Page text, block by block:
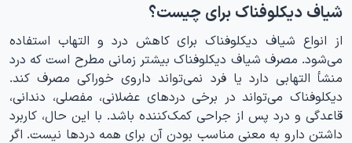
شیاف دیکلوفناک برای چیست؟
از انواع شیاف دیکلوفناک برای کاهش درد و التهاب استفاده
می‌شود. مصرف شیاف دیکلوفناک بیشتر زمانی مطرح است که درد
منشأ التهابی دارد یا فرد نمی‌تواند داروی خوراکی مصرف کند.
دیکلوفناک می‌تواند در برخی دردهای عضلانی، مفصلی، دندانی،
قاعدگی و درد پس از جراحی کمک‌کننده باشد. با این حال، کاربرد
داشتن دارو به معنی مناسب بودن آن برای همه دردها نیست. اگر